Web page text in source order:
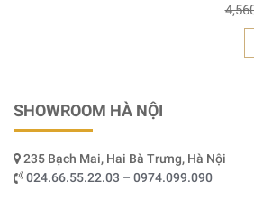
SHOWROOM HÀ NỘI
235 Bạch Mai, Hai Bà Trưng, Hà Nội
024.66.55.22.03 – 0974.099.090